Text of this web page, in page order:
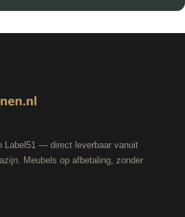
Label51 — direct leverbaar vanuit
Meubels op afbetaling, zonder